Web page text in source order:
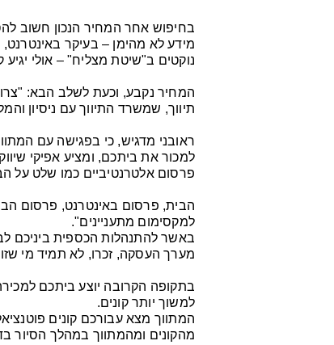
בחיפוש אחר המחיר הנכון חשוב
מידע לא מהימן – בעיקר
נוקטים ב"שיטת מצליח" – אולי
המחיר נקבע, וכעת לשלב הבא: "צרו
תיווך, שמשרד התיווך עם ניסיון
ראובני מדגיש, כי בפגישה עם
למכור את ביתכם, ומציע אפיקי
פרסום אלטרנטיביים כמו שלט על
הבית, פרסום באינטרנט, פרסום
למקסימום מתעניינים".
מערך העסקה, זכרו, לא תמיד מי
בתקופה הקרובה יוצע ביתכם
למשוך יותר קונים.
המתווך מצא עבורכם קונים
מהקונים ומהמתווך במהלך הסיור